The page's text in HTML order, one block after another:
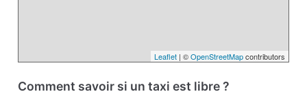
Leaflet| ©OpenStreetMapcontributors
Comment savoir si un taxi est libre ?